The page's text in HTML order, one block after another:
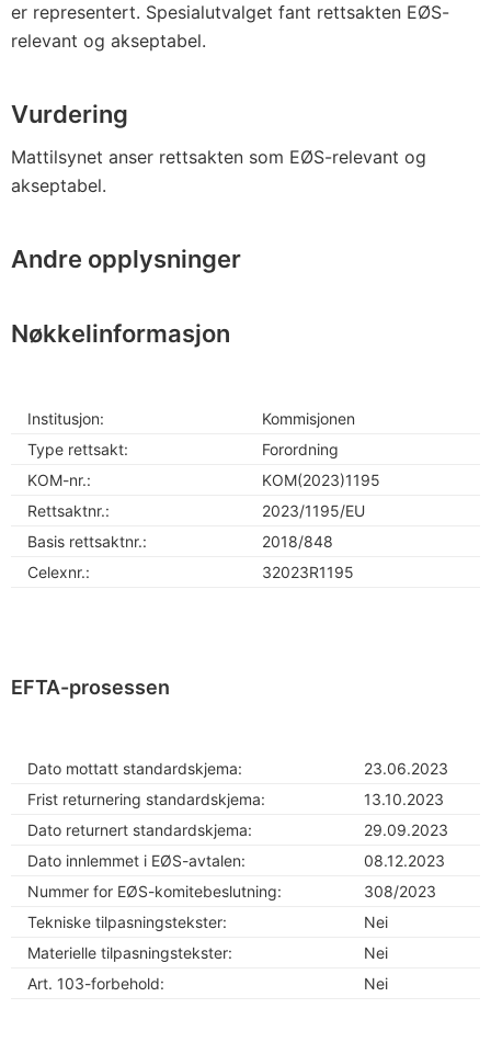
er representert. Spesialutvalget fant rettsakten EØS-
relevant og akseptabel.
Vurdering
Mattilsynet anser rettsakten som EØS-relevant og
akseptabel.
Andre opplysninger
Nøkkelinformasjon
Institusjon:
Kommisjonen
Type rettsakt:
Forordning
KOM-nr.:
KOM(2023)1195
Rettsaktnr.:
2023/1195/EU
Basis rettsaktnr.:
2018/848
Celexnr.:
32023R1195
EFTA-prosessen
Dato mottatt standardskjema:
23.06.2023
Frist returnering standardskjema:
13.10.2023
Dato returnert standardskjema:
29.09.2023
Dato innlemmet i EØS-avtalen:
08.12.2023
Nummer for EØS-komitebeslutning:
308/2023
Tekniske tilpasningstekster:
Nei
Materielle tilpasningstekster:
Nei
Art. 103-forbehold:
Nei